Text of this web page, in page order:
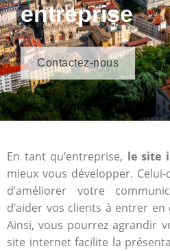
entreprise
Contactez-nous
En tant qu’entreprise, le site
mieux vous développer.
d’améliorer votre
d’aider vos clients à entrer
Ainsi, vous pourrez agrandir
site internet facilite la